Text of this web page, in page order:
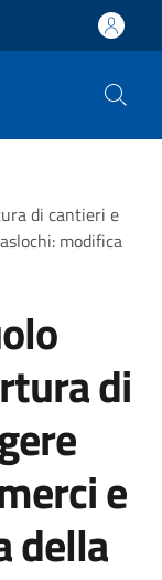
di cantieri e
modifica
di
e
della